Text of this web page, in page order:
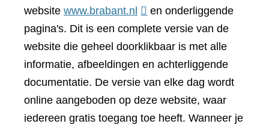
website www.brabant.nl (verwijst
naar
een
andere
website)
en onderliggende
pagina's. Dit is een complete versie van de
website die geheel doorklikbaar is met alle
informatie, afbeeldingen en achterliggende
documentatie. De versie van elke dag wordt
online aangeboden op deze website, waar
iedereen gratis toegang toe heeft. Wanneer je